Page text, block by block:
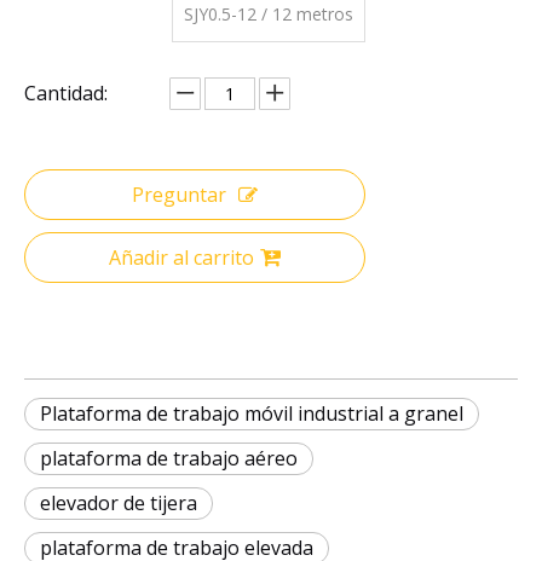
SJY0.5-12 / 12 metros
Cantidad:
Preguntar
Añadir al carrito
Plataforma de trabajo móvil industrial a granel
plataforma de trabajo aéreo
elevador de tijera
plataforma de trabajo elevada